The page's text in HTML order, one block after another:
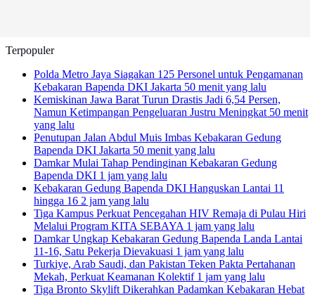
Terpopuler
Polda Metro Jaya Siagakan 125 Personel untuk Pengamanan
Kebakaran Bapenda DKI Jakarta 50 menit yang lalu
Kemiskinan Jawa Barat Turun Drastis Jadi 6,54 Persen,
Namun Ketimpangan Pengeluaran Justru Meningkat 50 menit
yang lalu
Penutupan Jalan Abdul Muis Imbas Kebakaran Gedung
Bapenda DKI Jakarta 50 menit yang lalu
Damkar Mulai Tahap Pendinginan Kebakaran Gedung
Bapenda DKI 1 jam yang lalu
Kebakaran Gedung Bapenda DKI Hanguskan Lantai 11
hingga 16 2 jam yang lalu
Tiga Kampus Perkuat Pencegahan HIV Remaja di Pulau Hiri
Melalui Program KITA SEBAYA 1 jam yang lalu
Damkar Ungkap Kebakaran Gedung Bapenda Landa Lantai
11-16, Satu Pekerja Dievakuasi 1 jam yang lalu
Turkiye, Arab Saudi, dan Pakistan Teken Pakta Pertahanan
Mekah, Perkuat Keamanan Kolektif 1 jam yang lalu
Tiga Bronto Skylift Dikerahkan Padamkan Kebakaran Hebat